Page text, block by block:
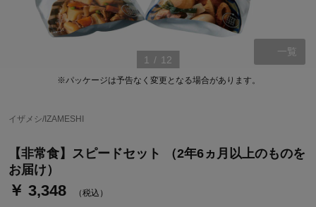
※パッケージは予告なく変更となる場合があります。
1 / 12
一覧
イザメシ/IZAMESHI
【非常食】スピードセット （2年6ヵ月以上のものを
お届け）
￥ 3,348 （税込）
さらにポイント還元最大16倍！
ベルメゾン・ポイントについて
通常商品送料無料 返品引取無料（JCBのみ）
即時入会なら更に500円OFFクーポンプレゼント